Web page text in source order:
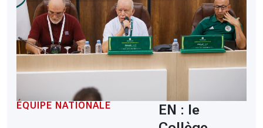
ÉQUIPE NATIONALE
EN : le